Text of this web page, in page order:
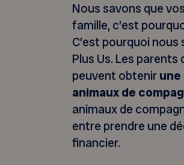
Nous savons que
famille, c’est
C’est pourquoi
Plus Us. Les parents
peuvent obtenirune
animaux de
animaux de
entre prendre une
financier.